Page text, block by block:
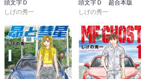
頭文字Ｄ
しげの秀一
頭文字Ｄ 超合本版
しげの秀一